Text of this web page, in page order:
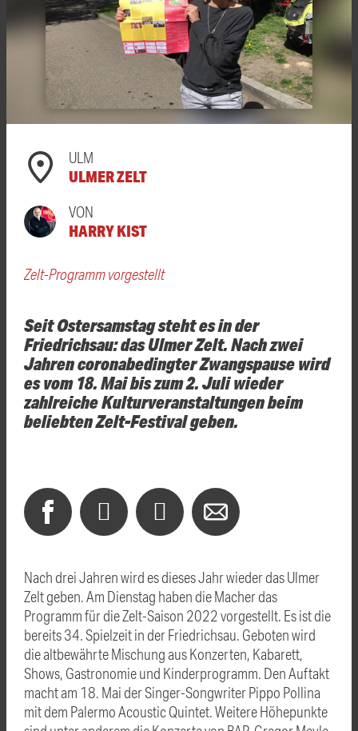
ULM
ULMER ZELT
VON
HARRY KIST
Zelt-Programm vorgestellt
Seit Ostersamstag steht es in der
Friedrichsau: das Ulmer Zelt. Nach zwei
Jahren coronabedingter Zwangspause wird
es vom 18. Mai bis zum 2. Juli wieder
zahlreiche Kulturveranstaltungen beim
beliebten Zelt-Festival geben.
Nach drei Jahren wird es dieses Jahr wieder das Ulmer
Zelt geben. Am Dienstag haben die Macher das
Programm für die Zelt-Saison 2022 vorgestellt. Es ist die
bereits 34. Spielzeit in der Friedrichsau. Geboten wird
die altbewährte Mischung aus Konzerten, Kabarett,
Shows, Gastronomie und Kinderprogramm. Den Auftakt
macht am 18. Mai der Singer-Songwriter Pippo Pollina
mit dem Palermo Acoustic Quintet. Weitere Höhepunkte